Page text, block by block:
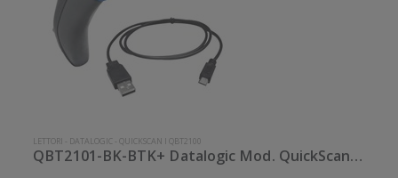
LETTORI - DATALOGIC -QUICKSCAN I QBT2100
QBT2101-BK-BTK+ Datalogic Mod. QuickScan I QBT2100.